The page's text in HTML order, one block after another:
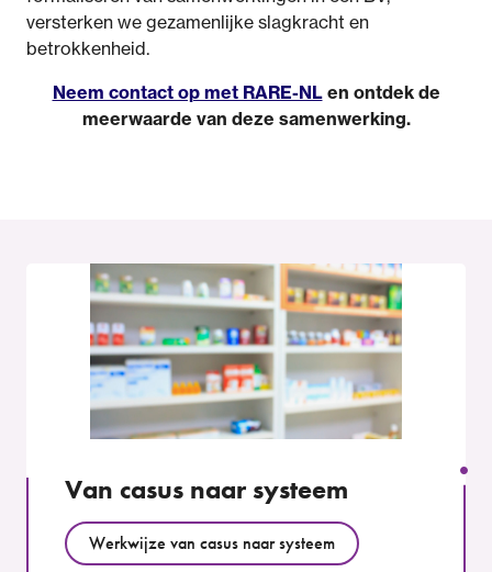
versterken we gezamenlijke slagkracht en
betrokkenheid.
Neem contact op met RARE-NLen ontdek de
meerwaarde van deze samenwerking.
Van casus naar systeem
Werkwijze van casus naar systeem